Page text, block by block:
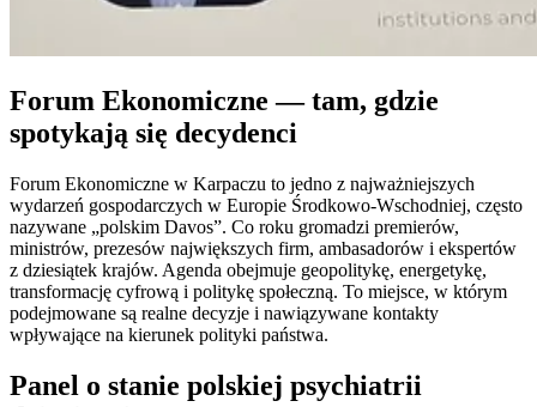
Forum Ekonomiczne — tam, gdzie
spotykają się decydenci
Forum Ekonomiczne w Karpaczu to jedno z najważniejszych
wydarzeń gospodarczych w Europie Środkowo-Wschodniej, często
nazywane „polskim Davos”. Co roku gromadzi premierów,
ministrów, prezesów największych firm, ambasadorów i ekspertów
z dziesiątek krajów. Agenda obejmuje geopolitykę, energetykę,
transformację cyfrową i politykę społeczną. To miejsce, w którym
podejmowane są realne decyzje i nawiązywane kontakty
wpływające na kierunek polityki państwa.
Panel o stanie polskiej psychiatrii